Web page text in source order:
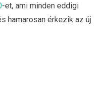
-et, ami minden eddigi
hamarosan érkezik az új